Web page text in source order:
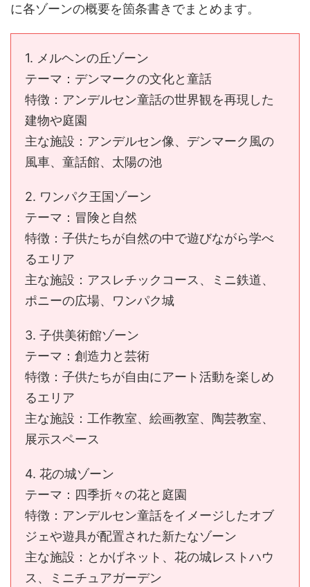
に各ゾーンの概要を箇条書きでまとめます。
1. メルヘンの丘ゾーン
テーマ：デンマークの文化と童話
特徴：アンデルセン童話の世界観を再現した
建物や庭園
主な施設：アンデルセン像、デンマーク風の
風車、童話館、太陽の池
2. ワンパク王国ゾーン
テーマ：冒険と自然
特徴：子供たちが自然の中で遊びながら学べ
るエリア
主な施設：アスレチックコース、ミニ鉄道、
ポニーの広場、ワンパク城
3. 子供美術館ゾーン
テーマ：創造力と芸術
特徴：子供たちが自由にアート活動を楽しめ
るエリア
主な施設：工作教室、絵画教室、陶芸教室、
展示スペース
4. 花の城ゾーン
テーマ：四季折々の花と庭園
特徴：アンデルセン童話をイメージしたオブ
ジェや遊具が配置された新たなゾーン
主な施設：とかげネット、花の城レストハウ
ス、ミニチュアガーデン